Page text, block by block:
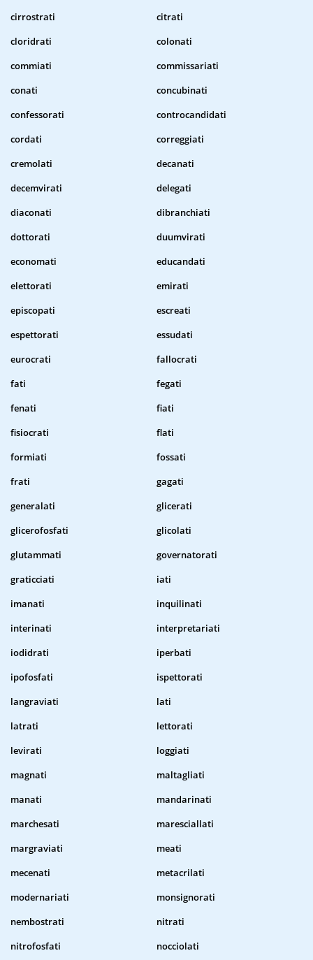
cirrostrati
citrati
cloridrati
colonati
commiati
commissariati
conati
concubinati
confessorati
controcandidati
cordati
correggiati
cremolati
decanati
decemvirati
delegati
diaconati
dibranchiati
dottorati
duumvirati
economati
educandati
elettorati
emirati
episcopati
escreati
espettorati
essudati
eurocrati
fallocrati
fati
fegati
fenati
fiati
fisiocrati
flati
formiati
fossati
frati
gagati
generalati
glicerati
glicerofosfati
glicolati
glutammati
governatorati
graticciati
iati
imanati
inquilinati
interinati
interpretariati
iodidrati
iperbati
ipofosfati
ispettorati
langraviati
lati
latrati
lettorati
levirati
loggiati
magnati
maltagliati
manati
mandarinati
marchesati
maresciallati
margraviati
meati
mecenati
metacrilati
modernariati
monsignorati
nembostrati
nitrati
nitrofosfati
nocciolati